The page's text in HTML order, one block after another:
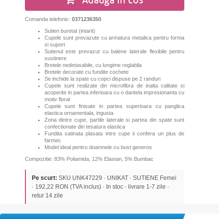
Comanda telefonic: 0371236350
Sutien buretat (intarit)
Cupele sunt prevazute cu armatura metalica pentru forma
si suport
Sutienul este prevazut cu balene laterale flexibile pentru
sustinere
Bretele nedetasabile, cu lungime reglabila
Bretele decorate cu fundite cochete
Se inchide la spate cu copci dispuse pe 2 randuri
Cupele sunt realizate din microfibra de inalta calitate si
acoperite in partea inferioara cu o dantela impresionanta cu
motiv floral
Cupele sunt finisate in partea superioara cu panglica
elastica ornamentala, ingusta
Zona dintre cupe, partile laterale si partea din spate sunt
confectionate din tesatura elastica
Fundita satinata plasata intre cupe ii confera un plus de
farmec
Model ideal pentru doamnele cu bust generos
Compozitie: 83% Poliamida, 12% Elastan, 5% Bumbac
Pe scurt: SKU UNK47229 · UNIKAT · SUTIENE Femei
· 192,22 RON (TVA inclus) · In stoc · livrare 1-7 zile ·
retur 14 zile